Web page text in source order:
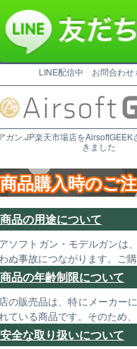
LINE配信中 お問合わせ
ガン.JP楽天市場店をAirsoftGEEK
きました
商品購入時のご
商品の用途について
ソフトガン・モデルガンは
ぬ事故につながります。ご
商品の年齢制限について
の販売品は、特にメーカー
ている商品です。そのため
安全な取り扱いについて